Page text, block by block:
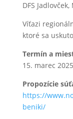
DFS
Víťazi
ktoré sa
Termín a
15. marec
Propozície
https://
beniki/